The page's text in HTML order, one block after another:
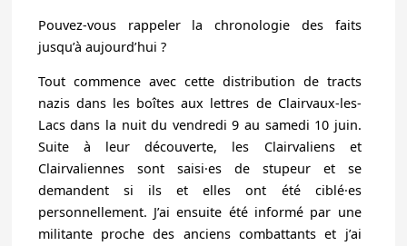
Pouvez-vous rappeler la chronologie des faits
jusqu’à aujourd’hui ?
Tout commence avec cette distribution de tracts
nazis dans les boîtes aux lettres de Clairvaux-les-
Lacs dans la nuit du vendredi 9 au samedi 10 juin.
Suite à leur découverte, les Clairvaliens et
Clairvaliennes sont saisi·es de stupeur et se
demandent si ils et elles ont été ciblé·es
personnellement. J’ai ensuite été informé par une
militante proche des anciens combattants et j’ai